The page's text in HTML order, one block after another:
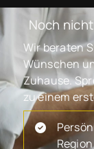
Noch
Wir beraten
Wünschen
Zuhause.
zu einem
Region